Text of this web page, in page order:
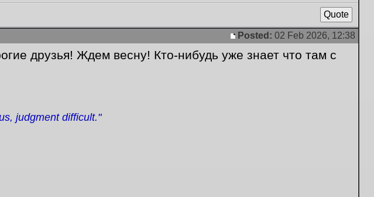
Quote
Post
Posted: 02 Feb 2026, 12:38
друзья! Ждем весну! Кто-нибудь уже знает что там с
judgment difficult."